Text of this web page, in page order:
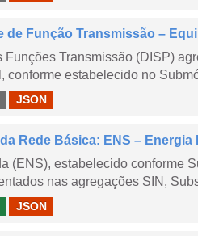
de Função Transmissão –
Transmissão (DISP)
conforme estabelecido no
JSON
Rede Básica: ENS – Energia
(ENS), estabelecido conforme
nas agregações SIN,
JSON